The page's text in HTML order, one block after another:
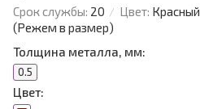
Срок службы: 20 Цвет: Красный
(Режем в размер)
Толщина металла, мм:
0.5
Цвет: